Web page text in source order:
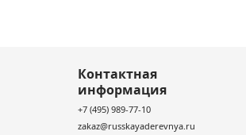
Контактная
информация
+7 (495) 989-77-10
zakaz@russkayaderevnya.ru